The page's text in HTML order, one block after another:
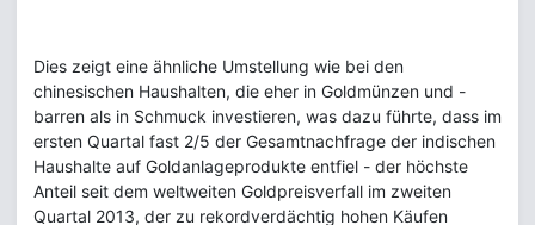
Dies zeigt eine ähnliche Umstellung wie bei den
chinesischen Haushalten, die eher in Goldmünzen und -
barren als in Schmuck investieren, was dazu führte, dass im
ersten Quartal fast 2/5 der Gesamtnachfrage der indischen
Haushalte auf Goldanlageprodukte entfiel - der höchste
Anteil seit dem weltweiten Goldpreisverfall im zweiten
Quartal 2013, der zu rekordverdächtig hohen Käufen